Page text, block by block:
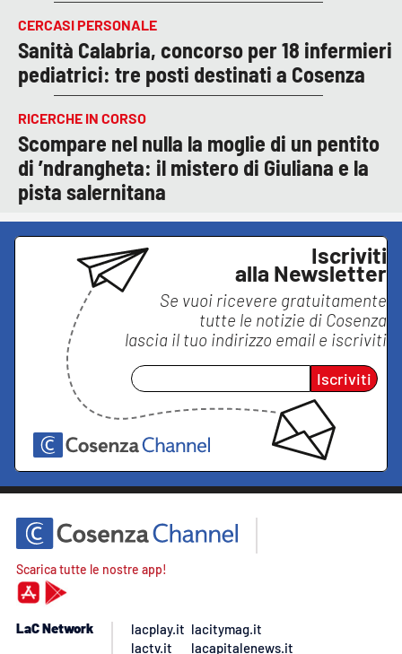
CERCASI PERSONALE
Sanità Calabria, concorso per 18 infermieri
pediatrici: tre posti destinati a Cosenza
RICERCHE IN CORSO
Scompare nel nulla la moglie di un pentito
di ’ndrangheta: il mistero di Giuliana e la
pista salernitana
Iscriviti
alla Newsletter
Se vuoi ricevere gratuitamente
tutte le notizie di Cosenza
lascia il tuo indirizzo email e iscriviti
Iscriviti
Scarica tutte le nostre app!
LaC Network
lacplay.it
lactv.it
lacitymag.it
lacapitalenews.it